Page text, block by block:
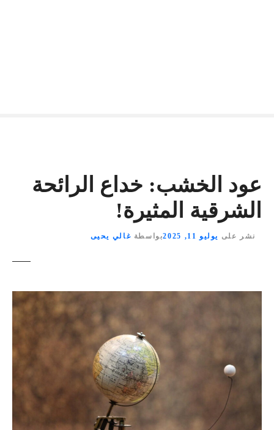
عود الخشب: خداع الرائحة
الشرقية المثيرة!
نشر على يوليو 11, 2025 بواسطة غالي يحيى